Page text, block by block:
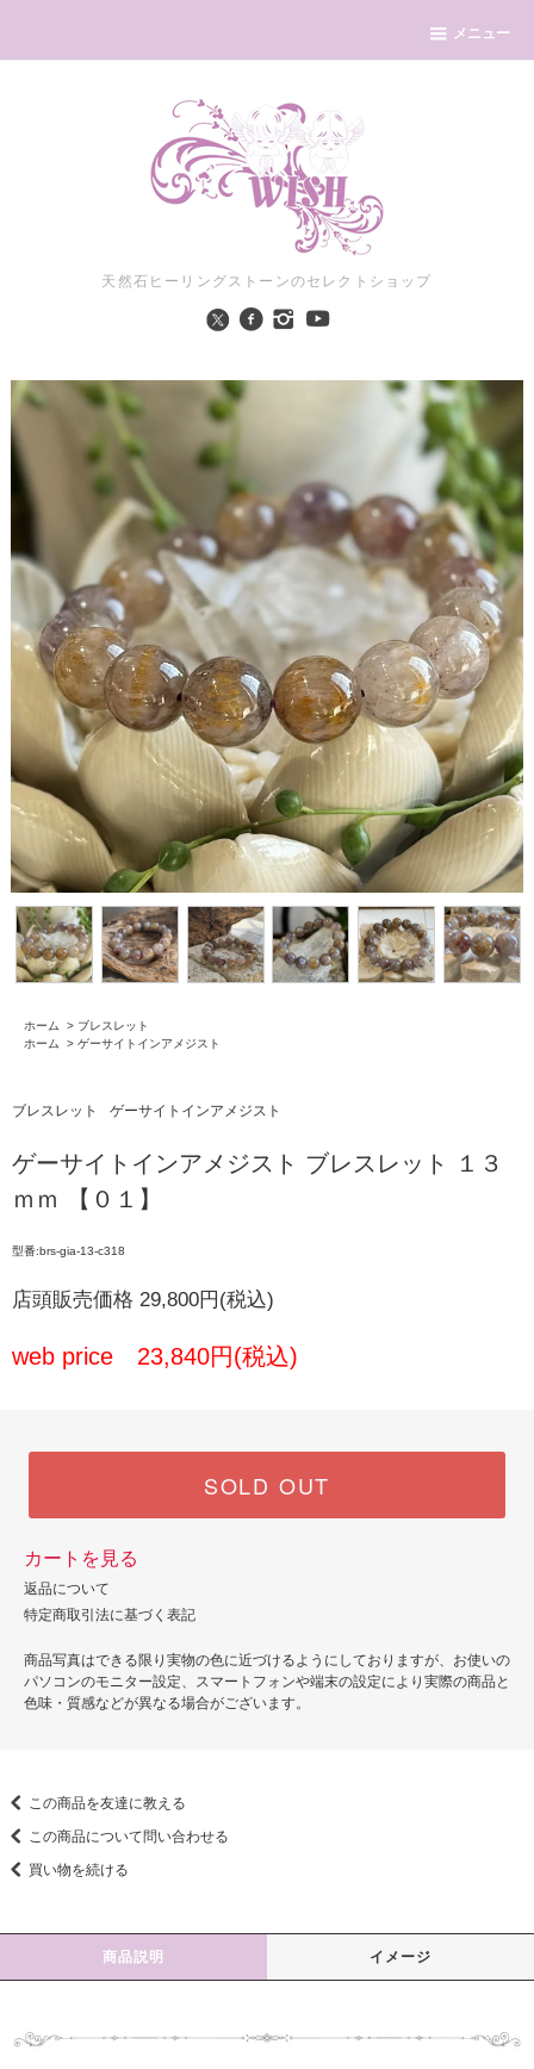
メニュー
天然石ヒーリングストーンのセレクトショップ
ホーム > ブレスレット
ホーム
> ゲーサイトインアメジスト
ブレスレット ゲーサイトインアメジスト
ゲーサイトインアメジスト ブレスレット １３
ｍｍ 【０１】
型番:brs-gia-13-c318
店頭販売価格 29,800円(税込)
web price 23,840円(税込)
SOLD OUT
カートを見る
返品について
特定商取引法に基づく表記
商品写真はできる限り実物の色に近づけるようにしておりますが、お使いの
パソコンのモニター設定、スマートフォンや端末の設定により実際の商品と
色味・質感などが異なる場合がございます。
この商品を友達に教える
この商品について問い合わせる
買い物を続ける
商品説明 イメージ